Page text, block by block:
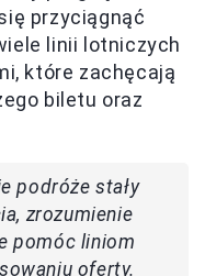
przyciągnąć
linii lotniczych
które zachęcają
biletu oraz
podróże stały
zrozumienie
pomóc liniom
oferty.